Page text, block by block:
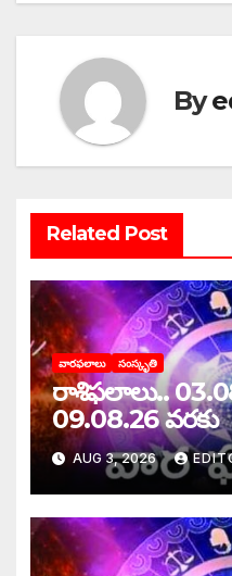
k
By
Related Post
వారఫలాలు సంస్కృతి
రాశిఫలాలు..
09.08.26 వరకు
AUG 3, 2026